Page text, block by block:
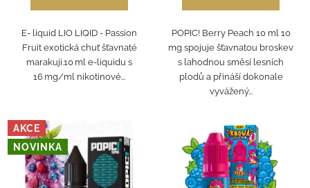
E- liquid LIO LIQID - Passion
Fruit exotická chuť šťavnaté
marakuji.10 ml e-liquidu s
16 mg/ml nikotinové...
POPIC! Berry Peach 10 ml 10
mg spojuje šťavnatou broskev
s lahodnou směsí lesních
plodů a přináší dokonale
vyvážený...
AKCE
NOVINKA